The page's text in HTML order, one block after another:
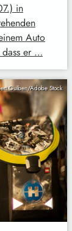
in
Auto
dass er …
Gulben/Adobe Stock